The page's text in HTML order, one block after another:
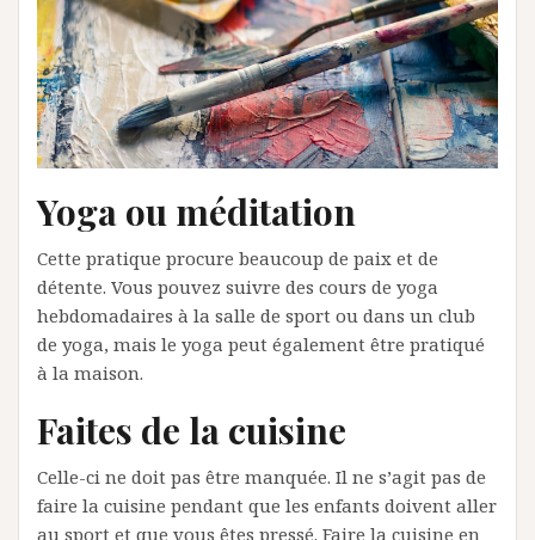
Yoga ou méditation
Cette pratique procure beaucoup de paix et de
détente. Vous pouvez suivre des cours de yoga
hebdomadaires à la salle de sport ou dans un club
de yoga, mais le yoga peut également être pratiqué
à la maison.
Faites de la cuisine
Celle-ci ne doit pas être manquée. Il ne s’agit pas de
faire la cuisine pendant que les enfants doivent aller
au sport et que vous êtes pressé. Faire la cuisine en